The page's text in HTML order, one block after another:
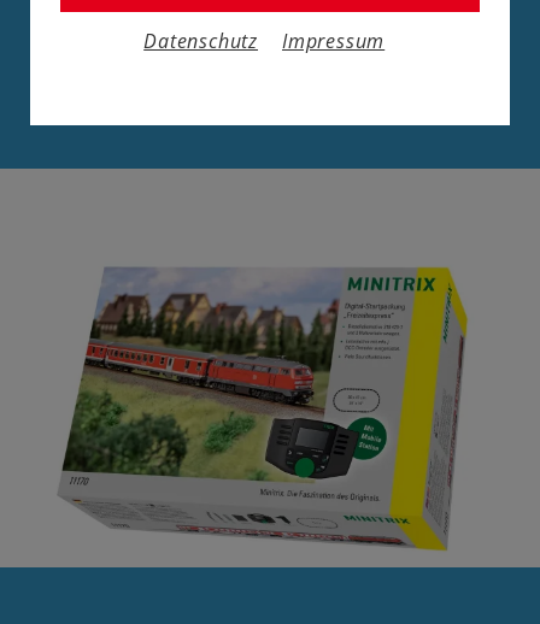
Datenschutz Impressum
HIER DEN KOMPLETTEN